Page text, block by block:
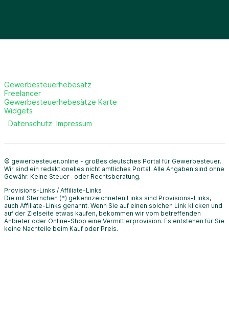
Gewerbesteuerhebesatz
Freelancer
Gewerbesteuerhebesätze Karte
Widgets
Datenschutz Impressum
© gewerbesteuer.online - großes deutsches Portal für Gewerbesteuer.
Wir sind ein redaktionelles nicht amtliches Portal. Alle Angaben sind ohne
Gewähr. Keine Steuer- oder Rechtsberatung.
Provisions-Links / Affiliate-Links
Die mit Sternchen (*) gekennzeichneten Links sind Provisions-Links,
auch Affiliate-Links genannt. Wenn Sie auf einen solchen Link klicken und
auf der Zielseite etwas kaufen, bekommen wir vom betreffenden
Anbieter oder Online-Shop eine Vermittlerprovision. Es entstehen für Sie
keine Nachteile beim Kauf oder Preis.